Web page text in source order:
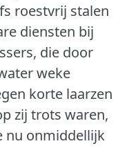
roestvrij stalen
diensten bij
die door
weke
korte laarzen
zij trots waren,
nu onmiddellijk